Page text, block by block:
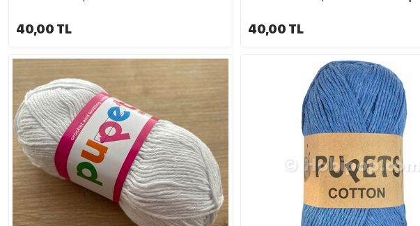
40,00 TL 40,00 TL